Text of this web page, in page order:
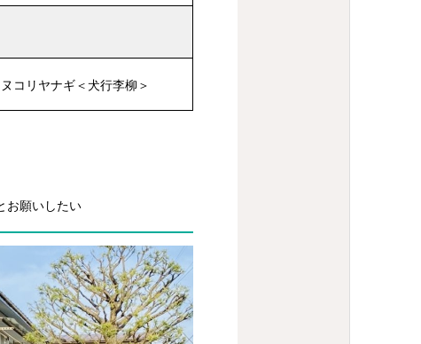
コリヤナギ＜犬行李柳＞
お願いしたい